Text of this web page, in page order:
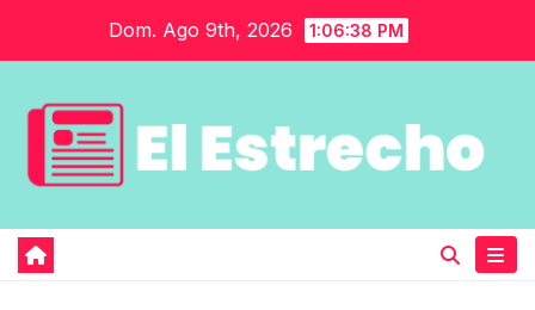
Dom. Ago 9th, 2026 1:06:39 PM